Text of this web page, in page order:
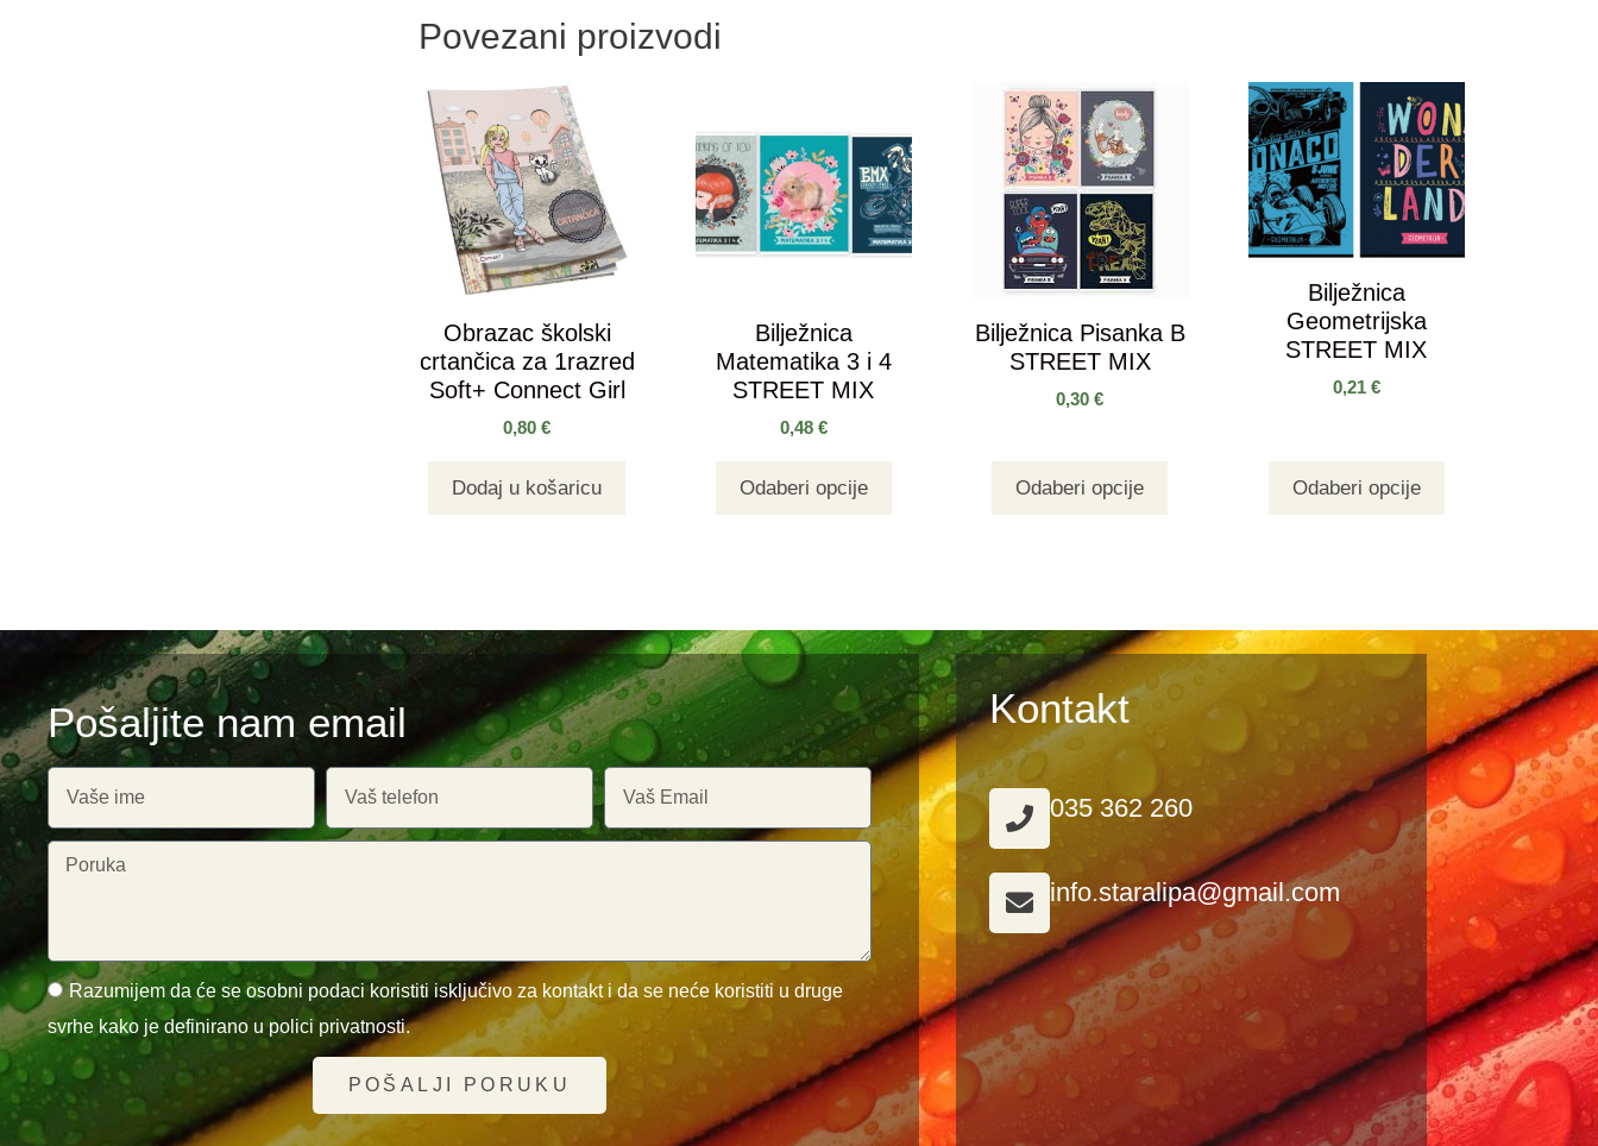
Povezani proizvodi
Obrazac školski
crtančica za 1razred
Soft+ Connect Girl
0,80€
Dodaj u košaricu
Bilježnica
Matematika 3 i 4
STREET MIX
0,48 €
Odaberi opcije
Bilježnica Pisanka B
STREET MIX
0,30€
Odaberi opcije
Bilježnica
Geometrijska
STREET MIX
0,21 €
Odaberi opcije
Pošaljite nam email
Razumijem da će se osobni podaci koristiti isključivo za kontakt i da se neće koristiti u druge
svrhe kako je definirano u polici privatnosti.
POŠALJI PORUKU
Kontakt
035 362 260
info.staralipa@gmail.com